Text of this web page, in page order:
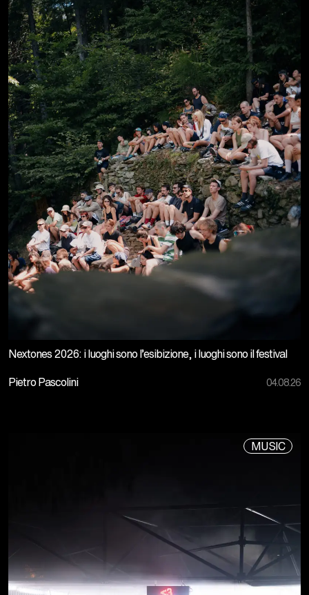
Nextones 2026: i luoghi sono l’esibizione, i luoghi sono il festival
Pietro Pascolini 04.08.26
MUSIC